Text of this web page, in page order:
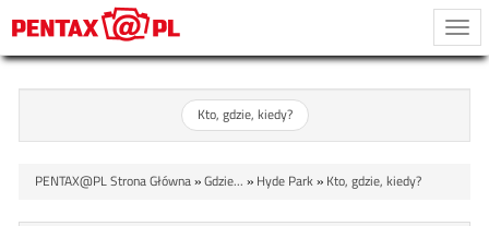
Kto, gdzie, kiedy?
PENTAX@PL Strona Główna»Gdzie... » Hyde Park» Kto, gdzie, kiedy?